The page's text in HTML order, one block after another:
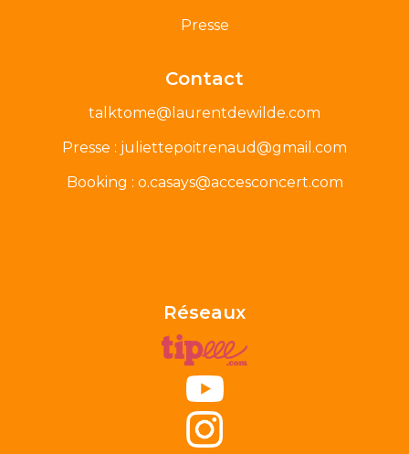
Presse
Contact
talktome@laurentdewilde.com
Presse : juliettepoitrenaud@gmail.com
Booking : o.casays@accesconcert.com
Réseaux